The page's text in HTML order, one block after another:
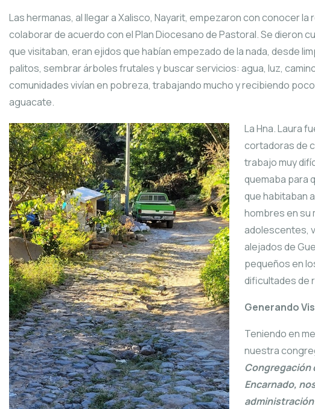
Las hermanas, al llegar a Xalisco, Nayarit, empezaron con conocer la
colaborar de acuerdo con el Plan Diocesano de Pastoral. Se dieron
que visitaban, eran ejidos que habían empezado de la nada, desde
palitos, sembrar árboles frutales y buscar servicios: agua, luz,
comunidades vivían en pobreza, trabajando mucho y recibiendo
aguacate.
La Hna. Laura
cortadoras de
trabajo muy
quemaba para
que habitaban
hombres en su
adolescentes,
alejados de
pequeños en
dificultades de
Generando
Teniendo en
nuestra
Congregación
Encarnado,